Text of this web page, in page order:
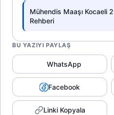
Mühendis Maaşı Kocaeli
Rehberi
BU YAZIYI PAYLAŞ
WhatsApp
Facebook
Linki Kopyala